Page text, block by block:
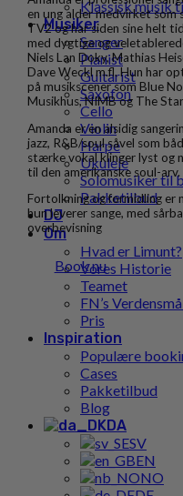
Klassisk musik
Musiker
Sanger
Pianist
Guitarist
Saxofon
Cello
Violin
Harpe
Ukulele
Solomusiker til
Pakketilbud
DJ
Om
Hvad er Limunt?
Vores Historie
Teamet
FN’s
Pris
Inspiration
Populære
Cases
Pakketilbud
Blog
DA
SV
EN
NO
en ung alder medvirket som
TV2 og har siden sine helt
med dygtige og
Niels Lan Doky, Mathias
Dave Weckl m.fl. Hun har
på musikscener som Blue
Musikhus, NIMB og The
Amanda er en alsidig
jazz, R&B/soul såvel som
stærke vokal klinger lyst og
til den amerikanske soul-arv.
Fortolkning og formidling er
hun leverer sange, med
overbevisning
Book nu